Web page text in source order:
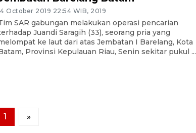
October 2019 22:54 WIB, 2019
SAR gabungan melakukan operasi pencarian
Juandi Saragih (33), seorang pria yang
ke laut dari atas Jembatan I Barelang, Kota
Provinsi Kepulauan Riau, Senin sekitar pukul ...
1 »